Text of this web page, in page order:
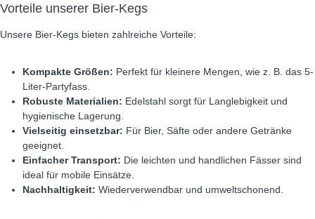
Vorteile unserer Bier-Kegs
Unsere Bier-Kegs bieten zahlreiche Vorteile:
Kompakte Größen: Perfekt für kleinere Mengen, wie z. B. das 5-
Liter-Partyfass.
Robuste Materialien: Edelstahl sorgt für Langlebigkeit und
hygienische Lagerung.
Vielseitig einsetzbar: Für Bier, Säfte oder andere Getränke
geeignet.
Einfacher Transport: Die leichten und handlichen Fässer sind
ideal für mobile Einsätze.
Nachhaltigkeit: Wiederverwendbar und umweltschonend.